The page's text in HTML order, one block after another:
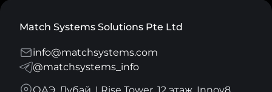
Match Systems Solutions Pte Ltd
info@matchsystems.com
@matchsystems_info